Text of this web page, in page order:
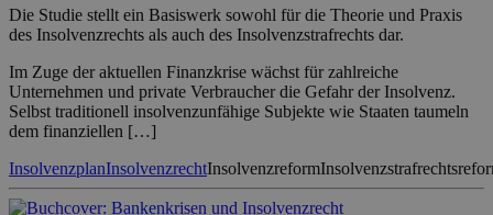
Die Studie stellt ein Basiswerk sowohl für die Theorie und Praxis
des Insolvenzrechts als auch des Insolvenzstrafrechts dar.
Im Zuge der aktuellen Finanzkrise wächst für zahlreiche
Unternehmen und private Verbraucher die Gefahr der Insolvenz.
Selbst traditionell insolvenzunfähige Subjekte wie Staaten taumeln
dem finanziellen […]
InsolvenzplanInsolvenzrechtInsolvenzreform